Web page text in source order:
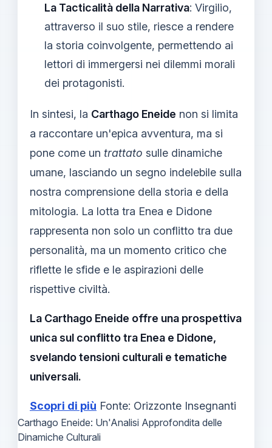
La Tacticalità della Narrativa: Virgilio,
attraverso il suo stile, riesce a rendere
la storia coinvolgente, permettendo ai
lettori di immergersi nei dilemmi morali
dei protagonisti.
In sintesi, la Carthago Eneide non si limita
a raccontare un'epica avventura, ma si
pone come un trattato sulle dinamiche
umane, lasciando un segno indelebile sulla
nostra comprensione della storia e della
mitologia. La lotta tra Enea e Didone
rappresenta non solo un conflitto tra due
personalità, ma un momento critico che
riflette le sfide e le aspirazioni delle
rispettive civiltà.
La Carthago Eneide offre una prospettiva
unica sul conflitto tra Enea e Didone,
svelando tensioni culturali e tematiche
universali.
Scopri di più Fonte: Orizzonte Insegnanti
Carthago Eneide: Un'Analisi Approfondita delle
Dinamiche Culturali